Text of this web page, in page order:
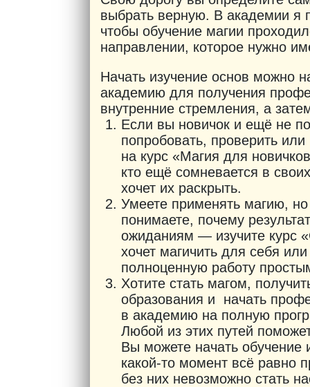
выбрать верную. В академии я
чтобы обучение магии
направлении, которое нужно
Начать изучение основ можно
академию для получения
внутренние стремления, а
Если вы новичок и ещё не
попробовать, проверить
на курс «Магия для
кто ещё сомневается в
хочет их раскрыть.
Умеете применять магию,
понимаете, почему
ожиданиям — изучите курс
хочет магичить для себя
полноценную работу
Хотите стать магом,
образования и начать
в академию на полную
Любой из этих путей
Вы можете начать обучение
какой-то момент всё равно
без них невозможно стать